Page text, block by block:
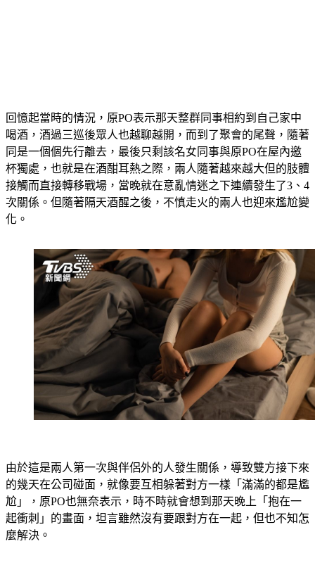
回憶起當時的情況，原PO表示那天整群同事相約到自己家中
喝酒，酒過三巡後眾人也越聊越開，而到了聚會的尾聲，隨著
同是一個個先行離去，最後只剩該名女同事與原PO在屋內邀
杯獨處，也就是在酒酣耳熱之際，兩人隨著越來越大但的肢體
接觸而直接轉移戰場，當晚就在意亂情迷之下連續發生了3、4
次關係。但隨著隔天酒醒之後，不慎走火的兩人也迎來尷尬變
化。
由於這是兩人第一次與伴侶外的人發生關係，導致雙方接下來
的幾天在公司碰面，就像要互相躲著對方一樣「滿滿的都是尷
尬」，原PO也無奈表示，時不時就會想到那天晚上「抱在一
起衝刺」的畫面，坦言雖然沒有要跟對方在一起，但也不知怎
麼解決。